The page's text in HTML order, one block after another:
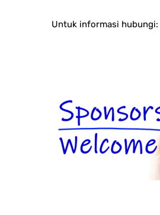
Untuk informasi hubungi: